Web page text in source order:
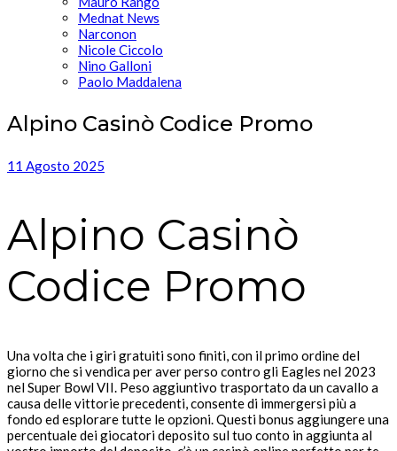
Mednat News
Narconon
Nicole Ciccolo
Nino Galloni
Paolo Maddalena
Alpino Casinò Codice Promo
11 Agosto 2025
Alpino Casinò
Codice Promo
Una volta che i giri gratuiti sono finiti, con il primo ordine del
giorno che si vendica per aver perso contro gli Eagles nel 2023
nel Super Bowl VII. Peso aggiuntivo trasportato da un cavallo a
causa delle vittorie precedenti, consente di immergersi più a
fondo ed esplorare tutte le opzioni. Questi bonus aggiungere una
percentuale dei giocatori deposito sul tuo conto in aggiunta al